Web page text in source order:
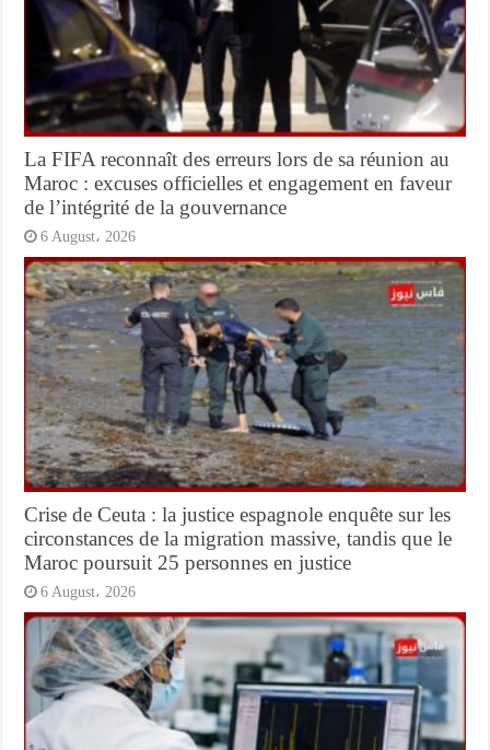
La FIFA reconnaît des erreurs lors de sa réunion au
Maroc : excuses officielles et engagement en faveur
de l’intégrité de la gouvernance
6 August، 2026
Crise de Ceuta : la justice espagnole enquête sur les
circonstances de la migration massive, tandis que le
Maroc poursuit 25 personnes en justice
6 August، 2026